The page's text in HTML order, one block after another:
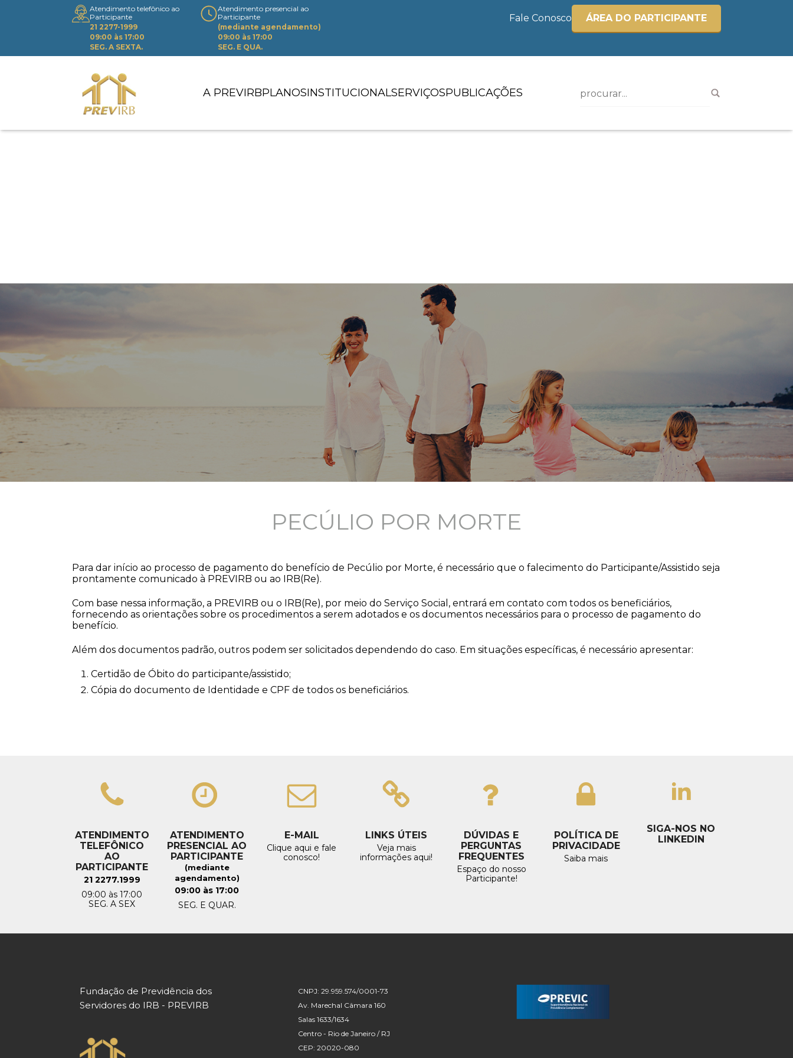
Atendimento telefônico ao
Participante
21 2277-1999
09:00 às 17:00
SEG. A SEXTA.
Atendimento presencial ao
Participante
(mediante agendamento)
09:00 às 17:00
SEG. E QUA.
Fale Conosco ÁREA DO PARTICIPANTE
A PREVIRBPLANOSINSTITUCIONALSERVIÇOSPUBLICAÇÕES
PECÚLIO POR MORTE
Para dar início ao processo de pagamento do benefício de Pecúlio por Morte, é necessário que o falecimento do Participante/Assistido seja
prontamente comunicado à PREVIRB ou ao IRB(Re).
Com base nessa informação, a PREVIRB ou o IRB(Re), por meio do Serviço Social, entrará em contato com todos os beneficiários,
fornecendo as orientações sobre os procedimentos a serem adotados e os documentos necessários para o processo de pagamento do
benefício.
Além dos documentos padrão, outros podem ser solicitados dependendo do caso. Em situações específicas, é necessário apresentar:
Certidão de Óbito do participante/assistido;
Cópia do documento de Identidade e CPF de todos os beneficiários.
ATENDIMENTO
TELEFÔNICO
AO
PARTICIPANTE
21 2277.1999
09:00 às 17:00
SEG. A SEX
ATENDIMENTO
PRESENCIAL AO
PARTICIPANTE
(mediante
agendamento)
09:00 às 17:00
SEG. E QUAR.
E-MAIL
Clique aqui e fale
conosco!
LINKS ÚTEIS
Veja mais
informações aqui!
DÚVIDAS E
PERGUNTAS
FREQUENTES
Espaço do nosso
Participante!
POLÍTICA DE
PRIVACIDADE
Saiba mais
SIGA-NOS NO
LINKEDIN
Fundação de Previdência dos
Servidores do IRB - PREVIRB
CNPJ: 29.959.574/0001-73
Av. Marechal Câmara 160
Salas 1633/1634
Centro - Rio de Janeiro / RJ
CEP: 20020-080